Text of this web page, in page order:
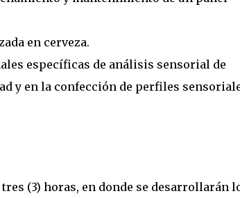
en cerveza.
específicas de análisis sensorial de
y en la confección de perfiles
(3) horas, en donde se desarrollarán